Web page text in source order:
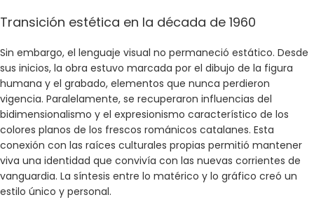
Transición estética en la década de 1960
Sin embargo, el lenguaje visual no permaneció estático. Desde
sus inicios, la obra estuvo marcada por el dibujo de la figura
humana y el grabado, elementos que nunca perdieron
vigencia. Paralelamente, se recuperaron influencias del
bidimensionalismo y el expresionismo característico de los
colores planos de los frescos románicos catalanes. Esta
conexión con las raíces culturales propias permitió mantener
viva una identidad que convivía con las nuevas corrientes de
vanguardia. La síntesis entre lo matérico y lo gráfico creó un
estilo único y personal.